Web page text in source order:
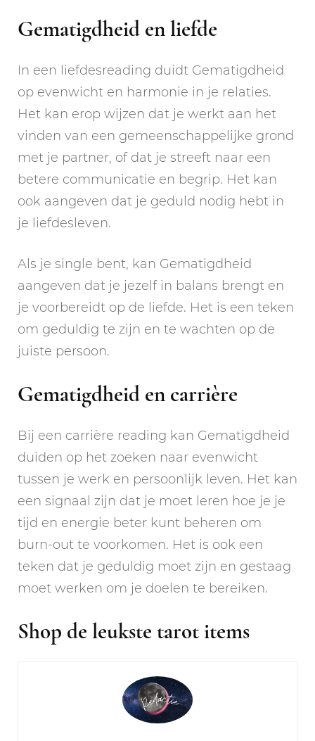
Gematigdheid en liefde
In een liefdesreading duidt Gematigdheid
op evenwicht en harmonie in je relaties.
Het kan erop wijzen dat je werkt aan het
vinden van een gemeenschappelijke grond
met je partner, of dat je streeft naar een
betere communicatie en begrip. Het kan
ook aangeven dat je geduld nodig hebt in
je liefdesleven.
Als je single bent, kan Gematigdheid
aangeven dat je jezelf in balans brengt en
je voorbereidt op de liefde. Het is een teken
om geduldig te zijn en te wachten op de
juiste persoon.
Gematigdheid en carrière
Bij een carrière reading kan Gematigdheid
duiden op het zoeken naar evenwicht
tussen je werk en persoonlijk leven. Het kan
een signaal zijn dat je moet leren hoe je je
tijd en energie beter kunt beheren om
burn-out te voorkomen. Het is ook een
teken dat je geduldig moet zijn en gestaag
moet werken om je doelen te bereiken.
Shop de leukste tarot items